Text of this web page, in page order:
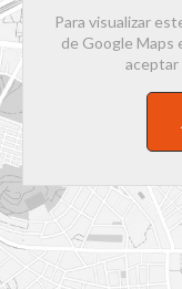
Para visualizar
de Google Maps
aceptar